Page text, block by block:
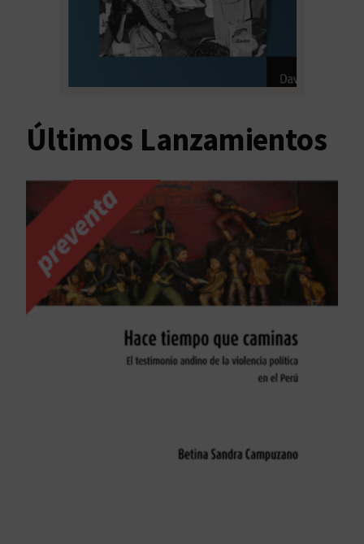
Últimos Lanzamientos